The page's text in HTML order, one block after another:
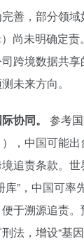
善，部分领
尚未明确定责
跨境数据共
未来方向。
协同。
参考
），中国可能
追责条款。
库”，中国可率
于溯源追责
法，增设“基